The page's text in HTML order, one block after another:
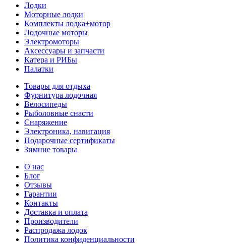
Лодки
Моторные лодки
Комплекты лодка+мотор
Лодочные моторы
Электромоторы
Аксессуары и запчасти
Катера и РИБы
Палатки
Товары для отдыха
Фурнитура лодочная
Велосипеды
Рыболовные снасти
Снаряжение
Электроника, навигация
Подарочные сертификаты
Зимние товары
О нас
Блог
Отзывы
Гарантии
Контакты
Доставка и оплата
Производители
Распродажа лодок
Политика конфиденциальности